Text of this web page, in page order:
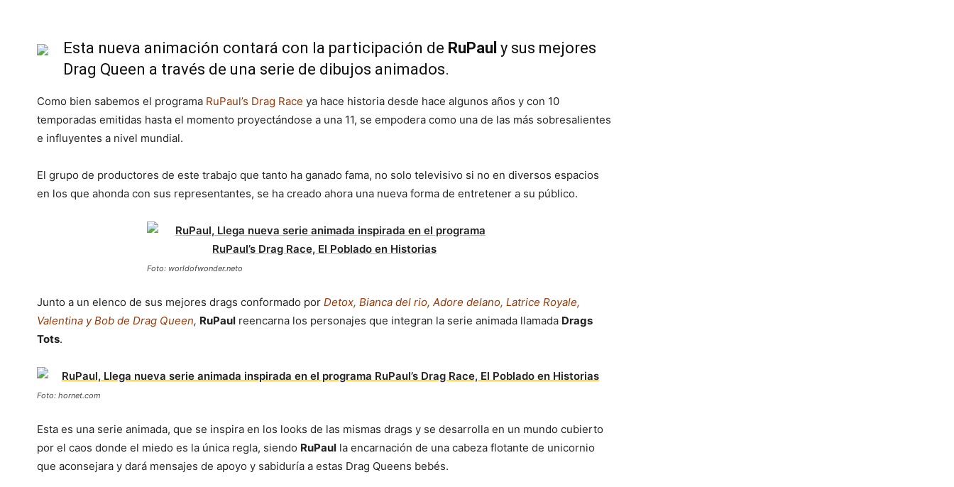
Esta nueva animación contará con la participación de RuPaul y sus mejores
Drag Queen a través de una serie de dibujos animados.
Como bien sabemos el programa RuPaul’s Drag Race ya hace historia desde hace algunos años y con 10
temporadas emitidas hasta el momento proyectándose a una 11, se empodera como una de las más sobresalientes
e influyentes a nivel mundial.
El grupo de productores de este trabajo que tanto ha ganado fama, no solo televisivo si no en diversos espacios
en los que ahonda con sus representantes, se ha creado ahora una nueva forma de entretener a su público.
Foto: worldofwonder.neto
Junto a un elenco de sus mejores drags conformado por Detox, Bianca del rio, Adore delano, Latrice Royale,
Valentina y Bob de Drag Queen, RuPaul reencarna los personajes que integran la serie animada llamada Drags
Tots.
Foto: hornet.com
Esta es una serie animada, que se inspira en los looks de las mismas drags y se desarrolla en un mundo cubierto
por el caos donde el miedo es la única regla, siendo RuPaul la encarnación de una cabeza flotante de unicornio
que aconsejara y dará mensajes de apoyo y sabiduría a estas Drag Queens bebés.